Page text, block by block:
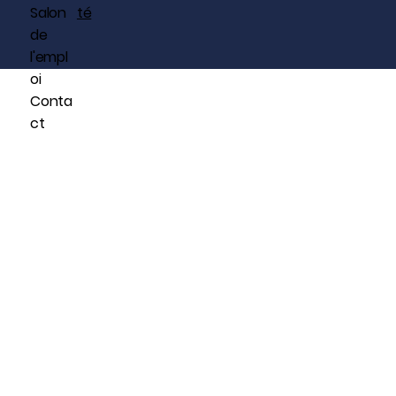
Salon
de
l'empl
oi
Conta
ct
té